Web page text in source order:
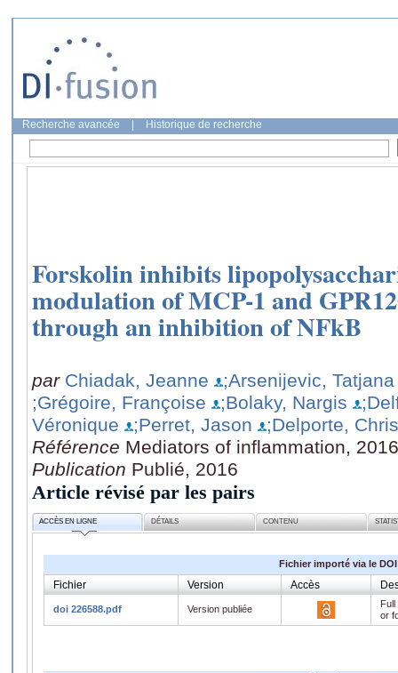
Recherche avancée Historique de recherche
Forskolin inhibits
modulation of MCP-1 and
through an inhibition of NFkB
par Chiadak, Jeanne
;Arsenijevic, Tatjana
;Grégoire, Françoise
;Bolaky, Nargis
Véronique
;Perret, Jason
;Delporte,
Référence Mediators of inflammation,
Publication Publié, 2016
Article révisé par les pairs
ACCÈS EN LIGNE DÉTAILS CONTENU
Fichier importé via le DOI
Fichier Version Accès
doi 226588.pdf Version publiée
or